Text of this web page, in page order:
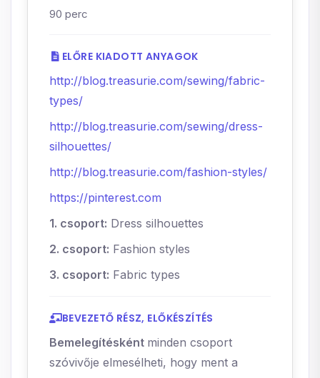
90 perc
ELŐRE KIADOTT ANYAGOK
http://blog.treasurie.com/sewing/fabric-
types/
http://blog.treasurie.com/sewing/dress-
silhouettes/
http://blog.treasurie.com/fashion-styles/
https://pinterest.com
1. csoport: Dress silhouettes
2. csoport: Fashion styles
3. csoport: Fabric types
BEVEZETŐ RÉSZ, ELŐKÉSZÍTÉS
Bemelegítésként minden csoport
szóvivője elmesélheti, hogy ment a